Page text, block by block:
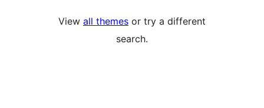
View all themes or try a different
search.